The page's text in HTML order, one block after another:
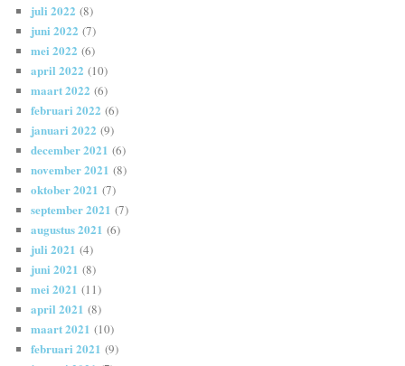
juli 2022 (8)
juni 2022 (7)
mei 2022 (6)
april 2022 (10)
maart 2022 (6)
februari 2022 (6)
januari 2022 (9)
december 2021 (6)
november 2021 (8)
oktober 2021 (7)
september 2021 (7)
augustus 2021 (6)
juli 2021 (4)
juni 2021 (8)
mei 2021 (11)
april 2021 (8)
maart 2021 (10)
februari 2021 (9)